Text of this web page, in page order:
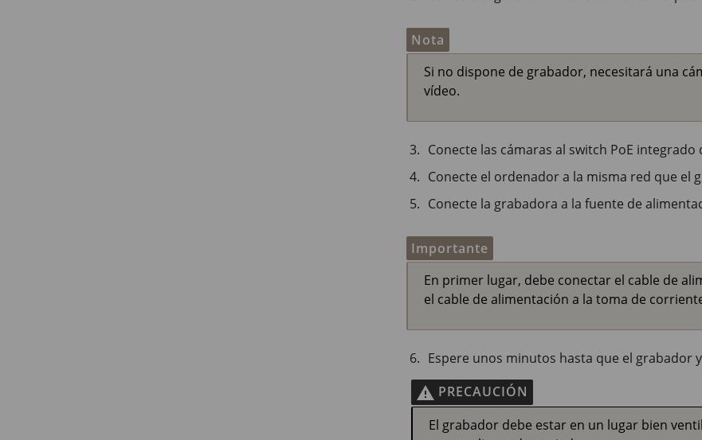
Nota
Si no dispone de grabador, necesitará una
vídeo.
Conecte las cámaras al switch PoE
Conecte el ordenador a la misma red que el
Conecte la grabadora a la fuente de
Importante
En primer lugar, debe conectar el cable de
el cable de alimentación a la toma de
Espere unos minutos hasta que el grabador
PRECAUCIÓN
El grabador debe estar en un lugar bien